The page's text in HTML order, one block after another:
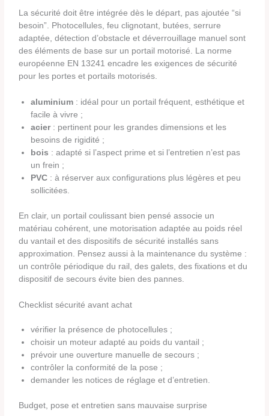
La sécurité doit être intégrée dès le départ, pas ajoutée “si
besoin”. Photocellules, feu clignotant, butées, serrure
adaptée, détection d’obstacle et déverrouillage manuel sont
des éléments de base sur un portail motorisé. La norme
européenne EN 13241 encadre les exigences de sécurité
pour les portes et portails motorisés.
aluminium : idéal pour un portail fréquent, esthétique et
facile à vivre ;
acier: pertinent pour les grandes dimensions et les
besoins de rigidité ;
bois : adapté si l’aspect prime et si l’entretien n’est pas
un frein ;
PVC : à réserver aux configurations plus légères et peu
sollicitées.
En clair, un portail coulissant bien pensé associe un
matériau cohérent, une motorisation adaptée au poids réel
du vantail et des dispositifs de sécurité installés sans
approximation. Pensez aussi à la maintenance du système :
un contrôle périodique du rail, des galets, des fixations et du
dispositif de secours évite bien des pannes.
Checklist sécurité avant achat
vérifier la présence de photocellules ;
choisir un moteur adapté au poids du vantail ;
prévoir une ouverture manuelle de secours ;
contrôler la conformité de la pose ;
demander les notices de réglage et d’entretien.
Budget, pose et entretien sans mauvaise surprise